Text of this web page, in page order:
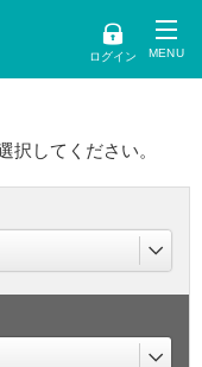
ログイン
択してください。